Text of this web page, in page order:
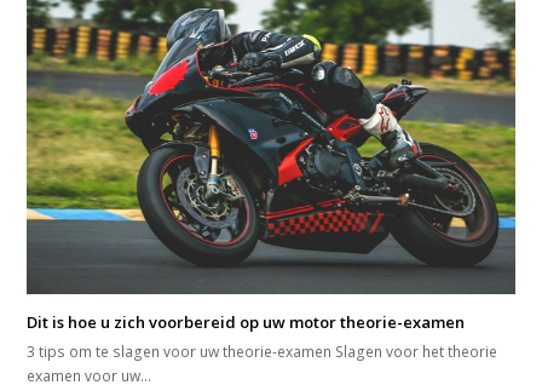
Dit is hoe u zich voorbereid op uw motor theorie-examen
3 tips om te slagen voor uw theorie-examen Slagen voor het theorie
examen voor uw…